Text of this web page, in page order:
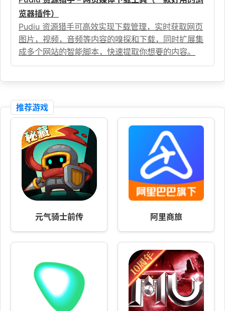
览器插件）
Pudiu 资源猎手可高效实现下载管理，实时获取网页
图片，视频，音频等内容的嗅探和下载，同时扩展集
成多个网站的智能脚本，快速提取你想要的内容。
推荐游戏
元气骑士前传 阿里商旅